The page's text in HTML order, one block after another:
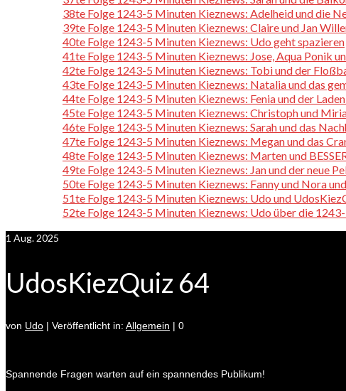
38te Folge 1243-5 Minuten Kieznews: Adelheid und die
39te Folge 1243-5 Minuten Kieznews: Claire und Jan
40te Folge 1243-5 Minuten Kieznews: Udo geht spazieren
41te Folge 1243-5 Minuten Kieznews: Jose, Aqua Ponik
42te Folge 1243-5 Minuten Kieznews: Tobi und der
43te Folge 1243-5 Minuten Kieznews: Natalia und das
44te Folge 1243-5 Minuten Kieznews: Fenia und der
45te Folge 1243-5 Minuten Kieznews: Christoph und
46te Folge 1243-5 Minuten Kieznews: Sarah und das
47te Folge 1243-5 Minuten Kieznews: Megan und das
48te Folge 1243-5 Minuten Kieznews: Marten und
49te Folge 1243-5 Minuten Kieznews: Jan und der neue
50te Folge 1243-5 Minuten Kieznews: Fanny und Nora
51te Folge 1243-5 Minuten Kieznews: Udo und
52te Folge 1243-5 Minuten Kieznews: Udo über die
1 Aug. 2025
UdosKiezQuiz 64
von Udo | Veröffentlicht in: Allgemein | 0
Spannende Fragen warten auf ein spannendes Publikum!